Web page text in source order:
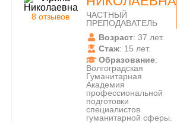
8 отзывов
ЧАСТНЫЙ
ПРЕПОДАВАТЕЛЬ
Возраст: 37 лет.
Стаж: 15 лет.
Образование:
Волгоградская
Гуманитарная
Академия
профессиональной
подготовки
специалистов
гуманитарной сферы.